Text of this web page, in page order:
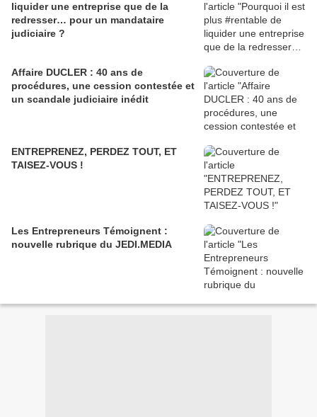
liquider une entreprise que de la
redresser… pour un mandataire
judiciaire ?
Affaire DUCLER : 40 ans de
procédures, une cession contestée et
un scandale judiciaire inédit
ENTREPRENEZ, PERDEZ TOUT, ET
TAISEZ-VOUS !
Les Entrepreneurs Témoignent :
nouvelle rubrique du JEDI.MEDIA